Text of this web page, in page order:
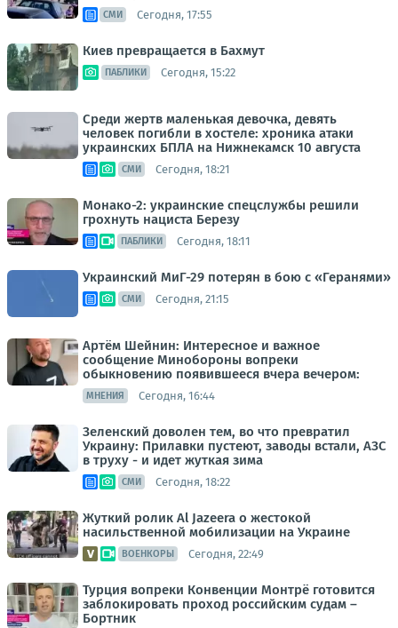
СМИ Сегодня, 17:55
Киев превращается в Бахмут
ПАБЛИКИ Сегодня, 15:22
Среди жертв маленькая девочка, девять
человек погибли в хостеле: хроника атаки
украинских БПЛА на Нижнекамск 10 августа
СМИ Сегодня, 18:21
Монако-2: украинские спецслужбы решили
грохнуть нациста Березу
ПАБЛИКИ Сегодня, 18:11
Украинский МиГ-29 потерян в бою с «Геранями»
СМИ Сегодня, 21:15
Артём Шейнин: Интересное и важное
сообщение Минобороны вопреки
обыкновению появившееся вчера вечером:
МНЕНИЯ Сегодня, 16:44
Зеленский доволен тем, во что превратил
Украину: Прилавки пустеют, заводы встали, АЗС
в труху - и идет жуткая зима
СМИ Сегодня, 18:22
Жуткий ролик Al Jazeera о жестокой
насильственной мобилизации на Украине
ВОЕНКОРЫ Сегодня, 22:49
Турция вопреки Конвенции Монтрё готовится
заблокировать проход российским судам –
Бортник